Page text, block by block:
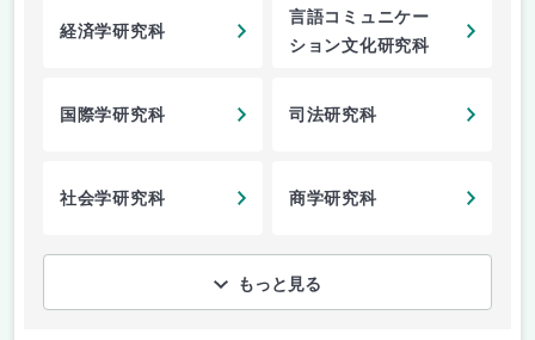
経済学研究科
言語コミュニケー
ション文化研究科
国際学研究科 司法研究科
社会学研究科 商学研究科
もっと見る